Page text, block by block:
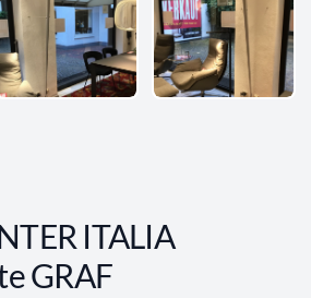
ITALIA
GRAF